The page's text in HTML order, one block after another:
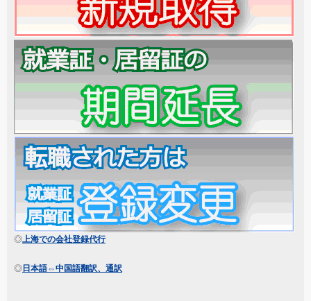
◎上海での会社登録代行
◎ 日本語⇔中国語翻訳、通訳